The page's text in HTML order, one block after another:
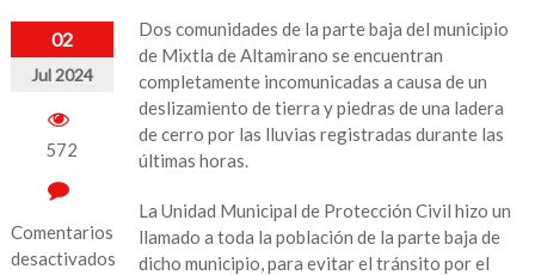
02
Jul 2024
572
Comentarios
desactivados
Dos comunidades de la parte baja del municipio
de Mixtla de Altamirano se encuentran
completamente incomunicadas a causa de un
deslizamiento de tierra y piedras de una ladera
de cerro por las lluvias registradas durante las
últimas horas.
La Unidad Municipal de Protección Civil hizo un
llamado a toda la población de la parte baja de
dicho municipio, para evitar el tránsito por el